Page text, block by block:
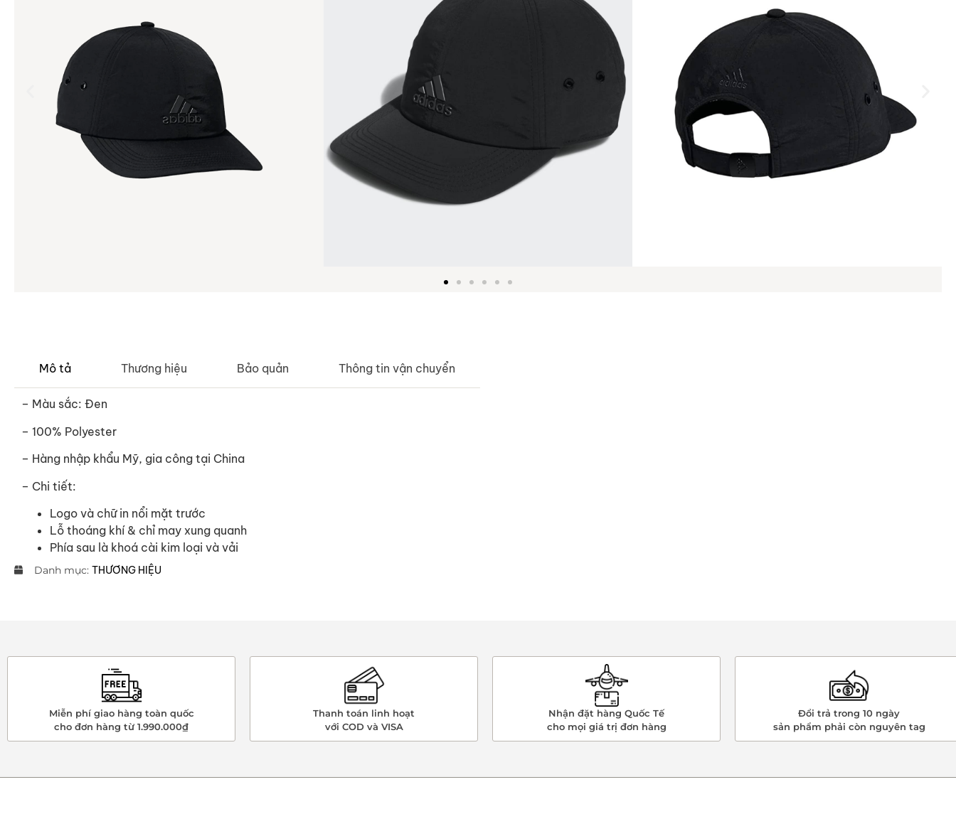
Mô tả Thương hiệu Bảo quản Thông tin vận chuyển
– Màu sắc: Đen
– 100% Polyester
– Hàng nhập khẩu Mỹ, gia công tại China
– Chi tiết:
Logo và chữ in nổi mặt trước
Lỗ thoáng khí & chỉ may xung quanh
Phía sau là khoá cài kim loại và vải
Danh mục: THƯƠNG HIỆU
Miễn phí giao hàng toàn quốc
cho đơn hàng từ 1.990.000₫
Thanh toán linh hoạt
với COD và VISA
Nhận đặt hàng Quốc Tế
cho mọi giá trị đơn hàng
Đổi trả trong 10 ngày
sản phẩm phải còn nguyên tag